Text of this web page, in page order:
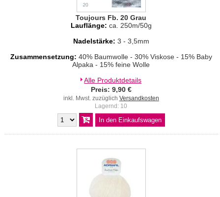
Toujours Fb. 20 Grau
Lauflänge: ca. 250m/50g
Nadelstärke: 3 - 3,5mm
Zusammensetzung: 40% Baumwolle - 30% Viskose - 15% Baby
Alpaka - 15% feine Wolle
Alle Produktdetails
Preis: 9,90 €
inkl. Mwst. zuzüglich Versandkosten
Lagernd: 10